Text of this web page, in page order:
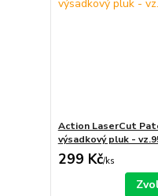
Action LaserCut
výsadkový pluk -
299 Kč/ks